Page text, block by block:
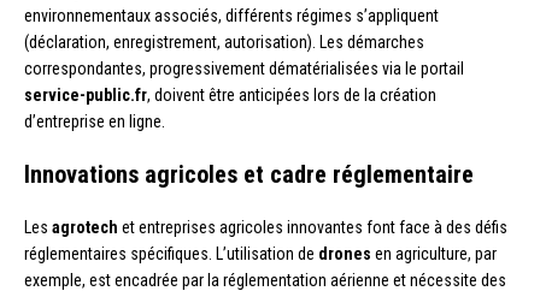
environnementaux associés, différents régimes s’appliquent
(déclaration, enregistrement, autorisation). Les démarches
correspondantes, progressivement dématérialisées via le portail
service-public.fr, doivent être anticipées lors de la création
d’entreprise en ligne.
Innovations agricoles et cadre réglementaire
Les agrotech et entreprises agricoles innovantes font face à des défis
réglementaires spécifiques. L’utilisation de drones en agriculture, par
exemple, est encadrée par la réglementation aérienne et nécessite des